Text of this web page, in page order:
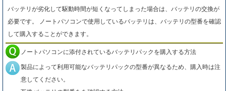
バッテリが劣化して駆動時間が短くなってしまった場合は、バッテリの交換が
必要です。 ノートパソコンで使用しているバッテリは、バッテリの型番を確認
して購入することができます。
ノートパソコンに添付されているバッテリパックを購入する方法
製品によって利用可能なバッテリパックの型番が異なるため、購入時は注
意してください。